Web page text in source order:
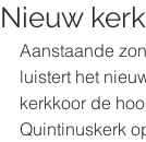
Nieuw
Aanstaande
luistert het
kerkkoor de
Quintinuskerk